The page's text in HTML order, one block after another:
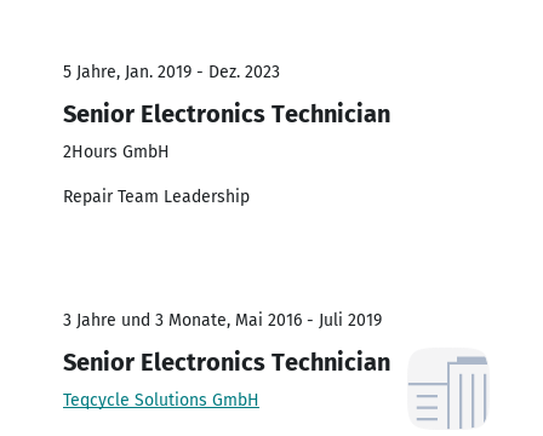
5 Jahre, Jan. 2019 - Dez. 2023
Senior Electronics Technician
2Hours GmbH
Repair Team Leadership
3 Jahre und 3 Monate, Mai 2016 - Juli 2019
Senior Electronics Technician
Teqcycle Solutions GmbH